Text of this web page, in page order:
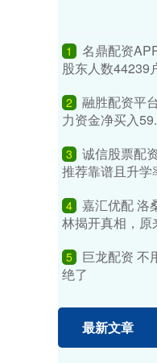
1
名鼎配资
股东人数44239
2
融胜配资平
力资金净买入
3
诚信股票配
推荐靠谱且升
4 嘉汇优配 洛
林揭开真相，
5
巨龙配资 不
绝了
最新文章